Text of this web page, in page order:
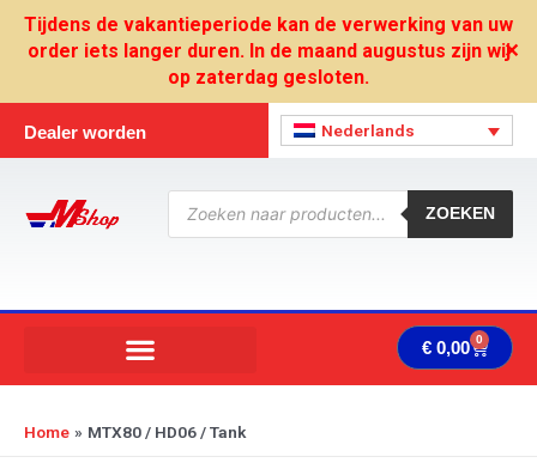
Tijdens de vakantieperiode kan de verwerking van uw
order iets langer duren. In de maand augustus zijn wij
op zaterdag gesloten.
✕
Dealer worden Nederlands
Producten
zoeken
ZOEKEN
€ 0,00 0
Home MTX80 / HD06 / Tank